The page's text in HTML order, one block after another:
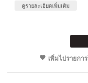
ดูรายละเอียดเพิ่มเติม
เพิ่มไปรายกา